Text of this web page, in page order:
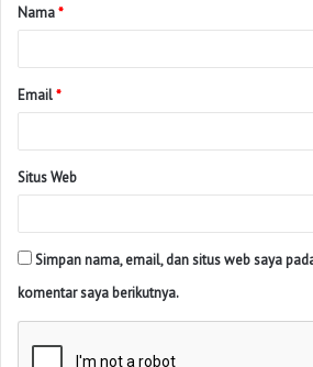
Nama*
Email*
Situs Web
Simpan nama, email, dan situs web saya
komentar saya berikutnya.